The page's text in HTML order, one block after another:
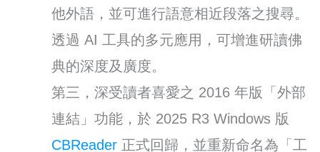
他外語，並可進行語意相近段落之搜尋。
透過 AI 工具的多元應用，可增進研讀佛
典的深度及廣度。
第三，深受讀者喜愛之 2016 年版「外部
連結」功能，於 2025 R3 Windows 版
CBReader 正式回歸，並重新命名為「工